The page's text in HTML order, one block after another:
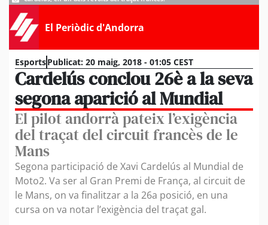
El Periòdic d'Andorra
EsportsPublicat: 20 maig, 2018 - 01:05 CEST
Cardelús conclou 26è a la seva
segona aparició al Mundial
El pilot andorrà pateix l’exigència
del traçat del circuit francès de le
Mans
Segona participació de Xavi Cardelús al Mundial de
Moto2. Va ser al Gran Premi de França, al circuit de
le Mans, on va finalitzar a la 26a posició, en una
cursa on va notar l’exigència del traçat gal.